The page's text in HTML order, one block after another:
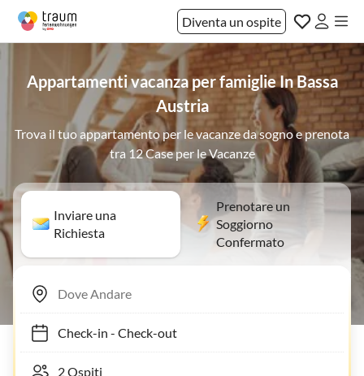
Diventa un ospite
Appartamenti vacanza per famiglie In Bassa
Austria
Trova il tuo appartamento per le vacanze da sogno e prenota
tra 12 Case per le Vacanze
Inviare una
Richiesta
Prenotare un
Soggiorno
Confermato
Check-in- Check-out